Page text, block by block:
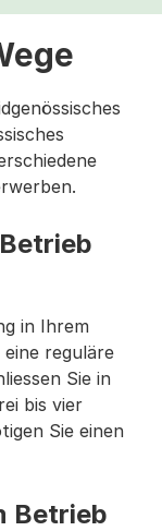
in Ihrem
reguläre
Sie in
bis vier
Sie einen
Betrieb